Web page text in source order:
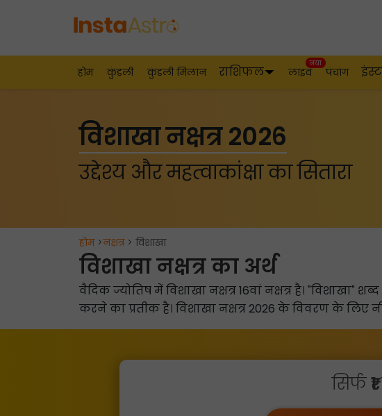
होम कुंडली कुंडली मिलान राशिफल लाइव
नया
पंचांग
विशाखा नक्षत्र 2026
उद्देश्य और महत्वाकांक्षा का सितारा
होम>नक्षत्र> विशाखा
विशाखा नक्षत्र का अर्थ
वैदिक ज्योतिष में विशाखा नक्षत्र 16वां नक्षत्र है। "विशाखा"
करने का प्रतीक है। विशाखा नक्षत्र 2026 के विवरण के लिए
सिर्फ₹1